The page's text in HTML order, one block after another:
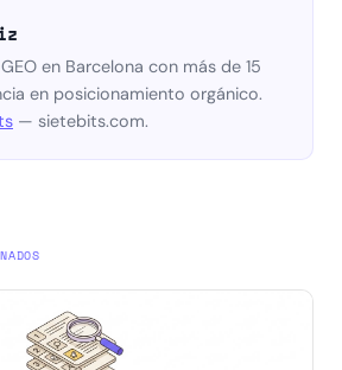
en Barcelona con más de 15
en posicionamiento orgánico.
— sietebits.com.